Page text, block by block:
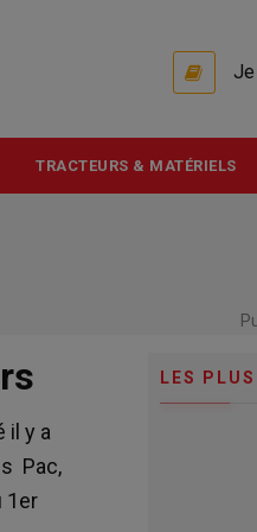
TRACTEURS & MATÉRIELS
il y a
Pac,
1er
LES